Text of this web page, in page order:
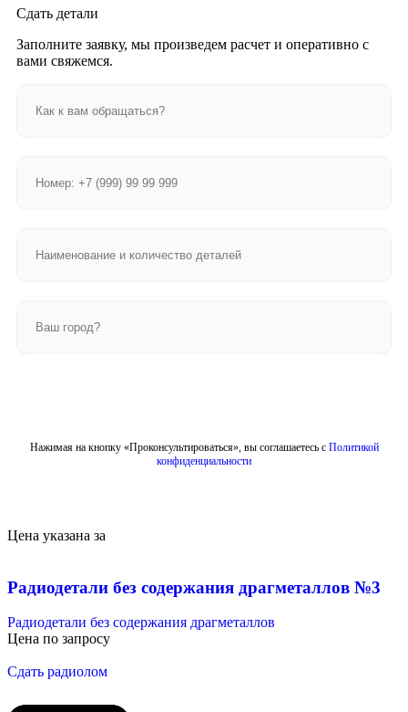
Сдать детали
Заполните заявку, мы произведем расчет и оперативно с
вами свяжемся.
Нажимая на кнопку «Проконсультироваться», вы соглашаетесь с Политикой
конфиденциальности
Цена указана за
Радиодетали без содержания драгметаллов №3
Радиодетали без содержания драгметаллов
Цена по запросу
Сдать радиолом